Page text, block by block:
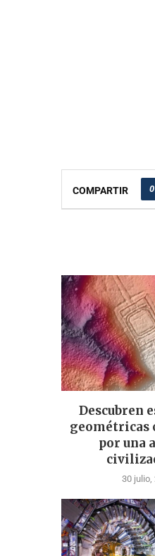
COMPARTIR 0
Descubren
geométricas
por una
30 julio,